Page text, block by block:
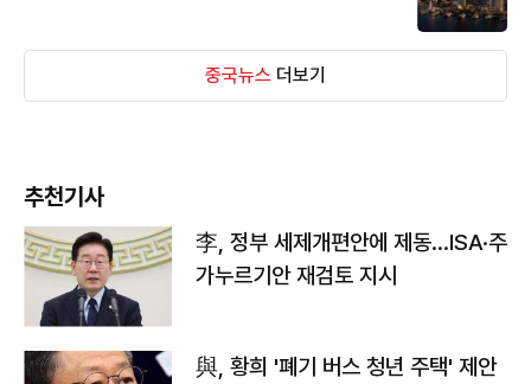
중국뉴스 더보기
추천기사
李, 정부 세제개편안에 제동…ISA·주
가누르기안 재검토 지시
與, 황희 '폐기 버스 청년 주택' 제안